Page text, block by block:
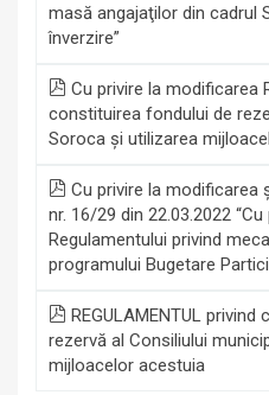
masă angajaţilor din cadrul
înverzire”
Cu privire la modificarea
constituirea fondului de
Soroca şi utilizarea
Cu privire la modificarea
nr. 16/29 din 22.03.2022
Regulamentului privind
programului Bugetare
REGULAMENTUL
rezervă al Consiliului
mijloacelor acestuia